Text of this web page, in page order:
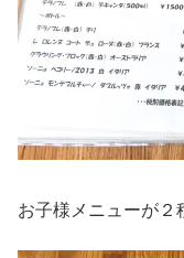
お子様メニューが２